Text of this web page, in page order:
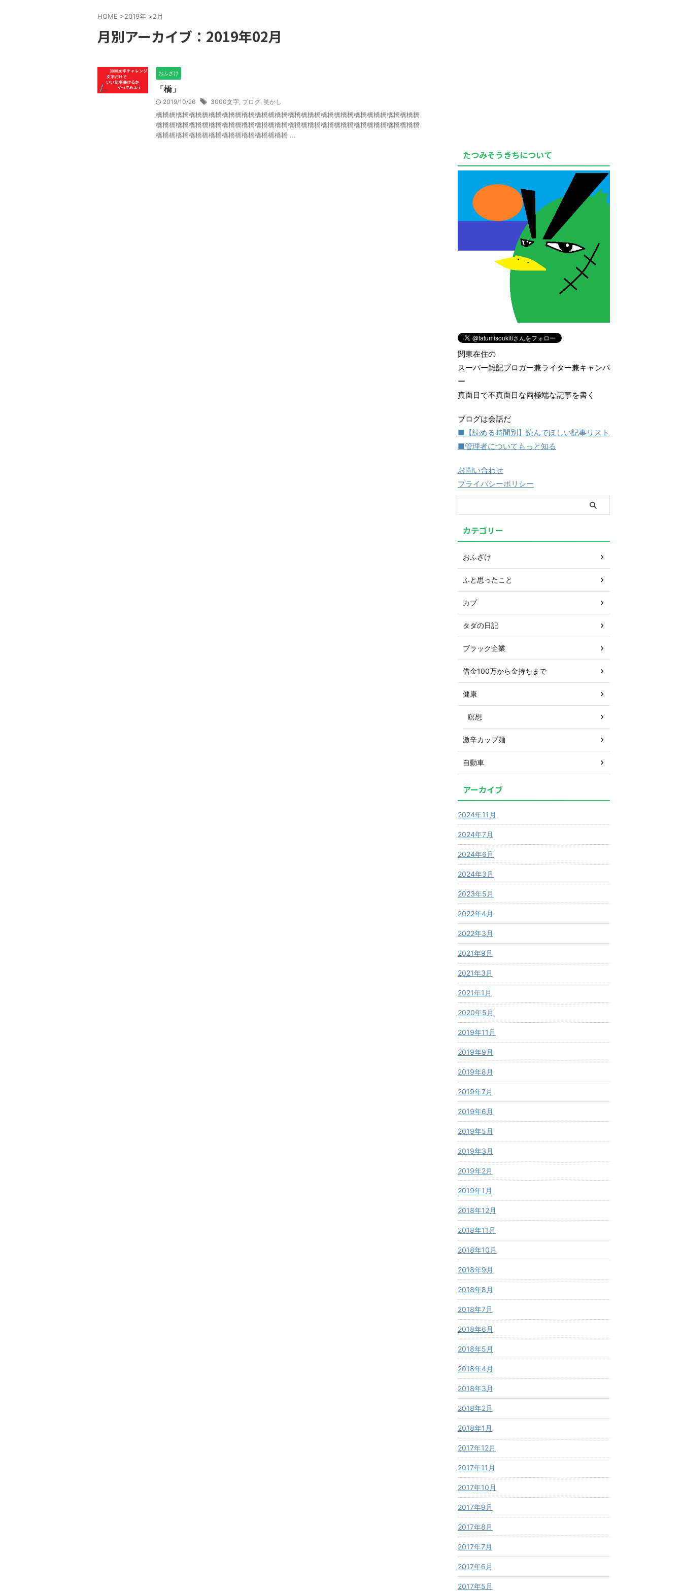
HOME >2019年 >2月
月別アーカイブ：2019年02月
おふざけ
「橋」
2019/10/26 3000文字 ブログ 笑かし
橋橋橋橋橋橋橋橋橋橋橋橋橋橋橋橋橋橋橋橋橋橋橋橋橋橋橋橋橋橋橋橋橋橋橋橋橋橋橋橋
橋橋橋橋橋橋橋橋橋橋橋橋橋橋橋橋橋橋橋橋橋橋橋橋橋橋橋橋橋橋橋橋橋橋橋橋橋橋橋橋
橋橋橋橋橋橋橋橋橋橋橋橋橋橋橋橋橋橋橋橋 ...
たつみそうきちについて
関東在住の
スーパー雑記ブロガー兼ライター兼キャンパ
ー
真面目で不真面目な両極端な記事を書く
ブログは会話だ
■【読める時間別】読んでほしい記事リスト
■管理者についてもっと知る
お問い合わせ
プライバシーポリシー
カテゴリー
おふざけ
ふと思ったこと
カブ
タダの日記
ブラック企業
借金100万から金持ちまで
健康
瞑想
激辛カップ麺
自動車
アーカイブ
2024年11月
2024年7月
2024年6月
2024年3月
2023年5月
2022年4月
2022年3月
2021年9月
2021年3月
2021年1月
2020年5月
2019年11月
2019年9月
2019年8月
2019年7月
2019年6月
2019年5月
2019年3月
2019年2月
2019年1月
2018年12月
2018年11月
2018年10月
2018年9月
2018年8月
2018年7月
2018年6月
2018年5月
2018年4月
2018年3月
2018年2月
2018年1月
2017年12月
2017年11月
2017年10月
2017年9月
2017年8月
2017年7月
2017年6月
2017年5月